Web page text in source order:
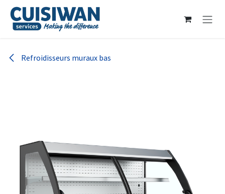
Se rendre au contenu
Refroidisseurs muraux bas